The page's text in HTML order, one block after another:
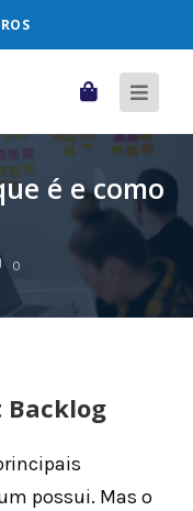
Carrinho
é e como
0COMENTÁRIOS
Backlog
possui. Mas o